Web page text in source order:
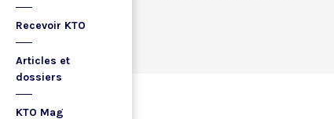
Recevoir KTO
Articles et
dossiers
KTO Mag